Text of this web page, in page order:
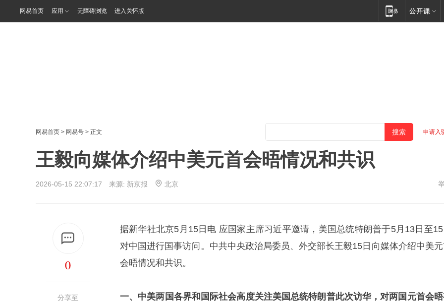
网易首页 应用 无障碍浏览 进入关怀版
网易首页 > 网易号 > 正文 申请入
王毅向媒体介绍中美元首会晤情况和共识
2026-05-15 22:07:17 来源: 新京报 北京
0
分享至
据新华社北京5月15日电 应国家主席习近平邀请，美国总统特朗普于5月13日至15
对中国进行国事访问。中共中央政治局委员、外交部长王毅15日向媒体介绍中美
会晤情况和共识。
一、中美两国各界和国际社会高度关注美国总统特朗普此次访华，对两国元首会